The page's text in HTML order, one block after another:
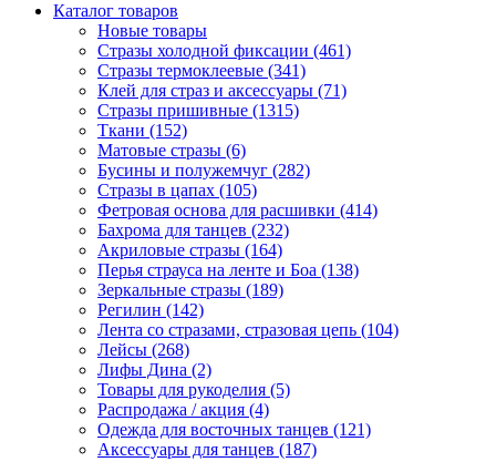
Каталог товаров
Новые товары
Стразы холодной фиксации (461)
Стразы термоклеевые (341)
Клей для страз и аксессуары (71)
Стразы пришивные (1315)
Ткани (152)
Матовые стразы (6)
Бусины и полужемчуг (282)
Стразы в цапах (105)
Фетровая основа для расшивки (414)
Бахрома для танцев (232)
Акриловые стразы (164)
Перья страуса на ленте и Боа (138)
Зеркальные стразы (189)
Регилин (142)
Лента со стразами, стразовая цепь (104)
Лейсы (268)
Лифы Дина (2)
Товары для рукоделия (5)
Распродажа / акция (4)
Одежда для восточных танцев (121)
Аксессуары для танцев (187)